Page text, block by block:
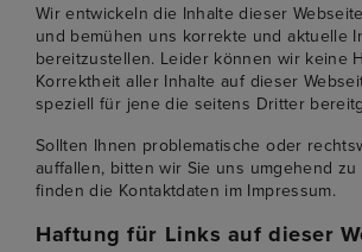
Wir entwickeln die Inhalte dieser
und bemühen uns korrekte und aktuelle
bereitzustellen. Leider können wir keine
Korrektheit aller Inhalte auf dieser
speziell für jene die seitens Dritter
Sollten Ihnen problematische oder
auffallen, bitten wir Sie uns umgehend zu
finden die Kontaktdaten im Impressum.
Haftung für Links auf dieser